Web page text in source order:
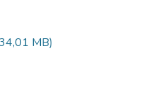
MB)